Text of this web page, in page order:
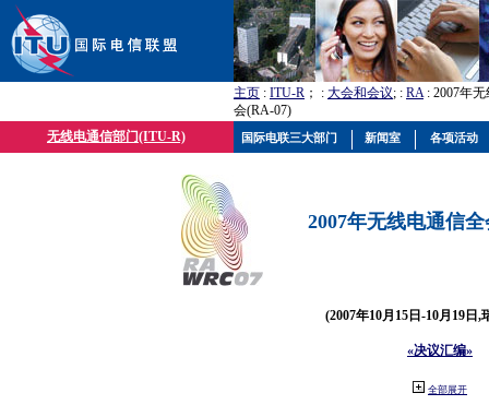
主页 : ITU-R ； : 大会和会议; : RA: 2007年
会(RA-07)
无线电通信部门(ITU-R)
2007年无线电通信
(2007年10月15日-10月19日,
«决议汇编»
全部展开
国际电联三大部门 新闻室 各项活动